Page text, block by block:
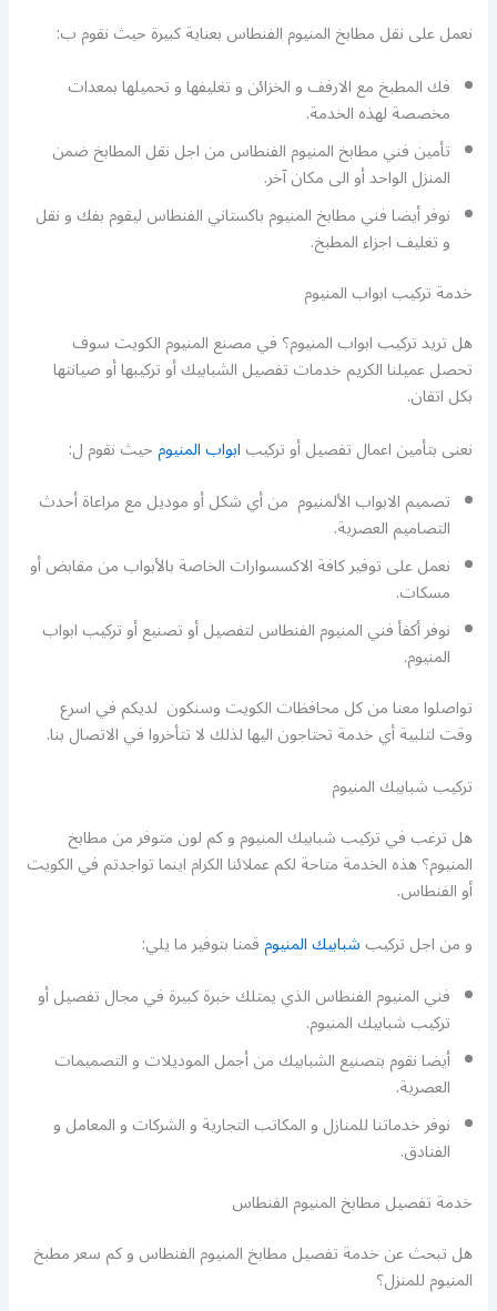
نعمل على نقل مطابخ المنيوم الفنطاس بعناية كبيرة حيث نقوم ب:
فك المطبخ مع الارفف و الخزائن و تغليفها و تحميلها بمعدات
مخصصة لهذه الخدمة.
تأمين فني مطابخ المنيوم الفنطاس من اجل نقل المطابخ ضمن
المنزل الواحد أو الى مكان آخر.
نوفر أيضا فني مطابخ المنيوم باكستاني الفنطاس ليقوم بفك و نقل
و تغليف اجزاء المطبخ.
خدمة تركيب ابواب المنيوم
هل تريد تركيب ابواب المنيوم؟ في مصنع المنيوم الكويت سوف
تحصل عميلنا الكريم خدمات تفصيل الشبابيك أو تركيبها أو صيانتها
بكل اتقان.
نعنى بتأمين اعمال تفصيل أو تركيبابواب المنيومحيث نقوم ل:
تصميم الابواب الألمنيوم من أي شكل أو موديل مع مراعاة أحدث
التصاميم العصرية.
نعمل على توفير كافة الاكسسوارات الخاصة بالأبواب من مقابض أو
مسكات.
نوفر أكفأ فني المنيوم الفنطاس لتفصيل أو تصنيع أو تركيب ابواب
المنيوم.
تواصلوا معنا من كل محافظات الكويت وسنكون لديكم في اسرع
وقت لتلبية أي خدمة تحتاجون اليها لذلك لا تتأخروا في الاتصال بنا.
تركيب شبابيك المنيوم
هل ترغب في تركيب شبابيك المنيوم و كم لون متوفر من مطابخ
المنيوم؟ هذه الخدمة متاحة لكم عملائنا الكرام اينما تواجدتم في الكويت
أو الفنطاس.
و من اجل تركيبشبابيك المنيومقمنا بتوفير ما يلي:
فني المنيوم الفنطاس الذي يمتلك خبرة كبيرة في مجال تفصيل أو
تركيب شبابيك المنيوم.
أيضا نقوم بتصنيع الشبابيك من أجمل الموديلات و التصميمات
العصرية.
نوفر خدماتنا للمنازل و المكاتب التجارية و الشركات و المعامل و
الفنادق.
خدمة تفصيل مطابخ المنيوم الفنطاس
هل تبحث عن خدمة تفصيل مطابخ المنيوم الفنطاس و كم سعر مطبخ
المنيوم للمنزل؟